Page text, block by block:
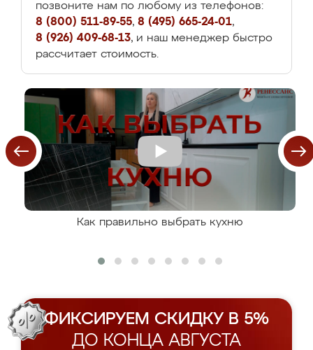
позвоните нам по любому из телефонов:
8 (800) 511-89-55, 8 (495) 665-24-01,
8 (926) 409-68-13, и наш менеджер быстро
рассчитает стоимость.
Как правильно выбрать кухню
ФИКСИРУЕМ СКИДКУ В 5%
ДО КОНЦА АВГУСТА